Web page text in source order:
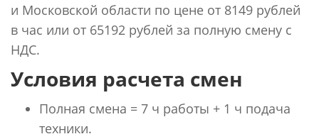
и Московской области по цене от 8149 рублей
в час или от 65192 рублей за полную смену с
НДС.
Условия расчета смен
Полная смена = 7 ч работы + 1 ч подача
техники.